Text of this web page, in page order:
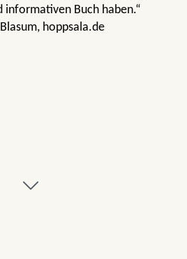
informativen Buch haben.“
hoppsala.de